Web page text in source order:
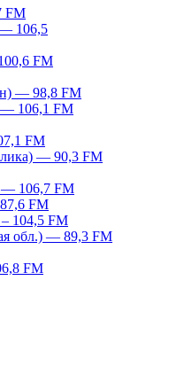
FM
— 106,5
FM
— 98,8 FM
— 106,1 FM
FM
— 90,3 FM
— 106,7 FM
FM
104,5 FM
обл.) — 89,3 FM
FM